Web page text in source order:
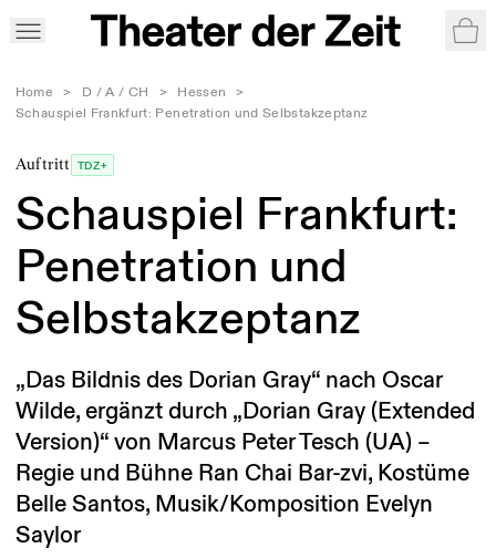
Home > D / A / CH > Hessen
>
Schauspiel Frankfurt: Penetration und Selbstakzeptanz
Auftritt TDZ+
Schauspiel Frankfurt:
Penetration und
Selbstakzeptanz
„Das Bildnis des Dorian Gray“ nach Oscar
Wilde, ergänzt durch „Dorian Gray (Extended
Version)“ von Marcus Peter Tesch (UA) –
Regie und Bühne Ran Chai Bar-zvi, Kostüme
Belle Santos, Musik/Komposition Evelyn
Saylor